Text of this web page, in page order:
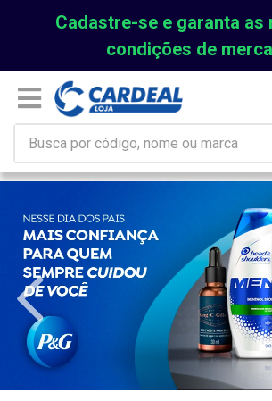
Cadastre-se e garanta as
condições de